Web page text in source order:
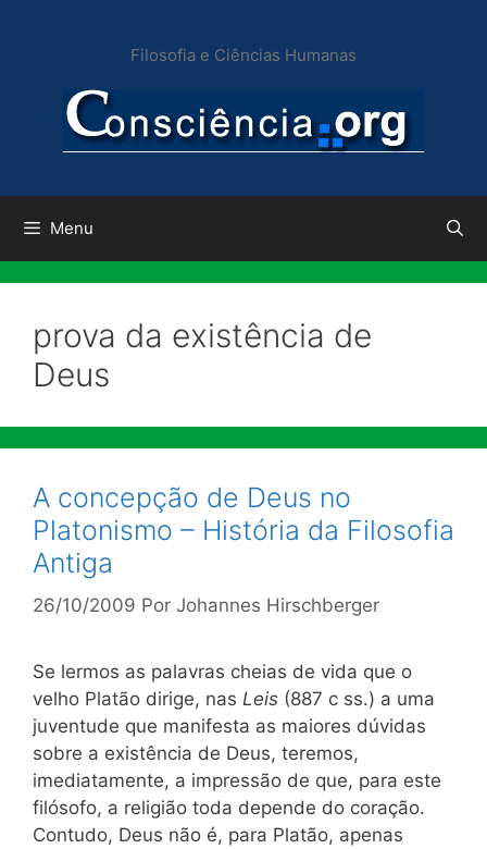
conteúdo
Filosofia e Ciências Humanas
Menu
prova da existência de
Deus
A concepção de Deus no
Platonismo – História da Filosofia
Antiga
26/10/2009 Por Johannes Hirschberger
Se lermos as palavras cheias de vida que o
velho Platão dirige, nas Leis (887 c ss.) a uma
juventude que manifesta as maiores dúvidas
sobre a existência de Deus, teremos,
imediatamente, a impressão de que, para este
filósofo, a religião toda depende do coração.
Contudo, Deus não é, para Platão, apenas